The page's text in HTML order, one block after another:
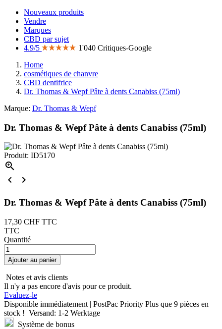
Nouveaux produits
Vendre
Marques
CBD par sujet
4.9/5
1'040 Critiques-Google
Home
cosmétiques de chanvre
CBD dentifrice
Dr. Thomas & Wepf Pâte à dents Canabiss (75ml)
Marque: Dr. Thomas & Wepf
Dr. Thomas & Wepf Pâte à dents Canabiss (75ml)
Produit: ID5170



Dr. Thomas & Wepf Pâte à dents Canabiss (75ml)
17,30 CHF TTC
TTC
Quantité
Ajouter au panier
Notes et avis clients
Il n'y a pas encore d'avis pour ce produit.
Evaluez-le
Disponible immédiatement | PostPac Priority Plus que 9 pièces en
stock ! Versand: 1-2 Werktage
Système de bonus